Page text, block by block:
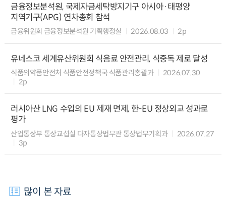
금융정보분석원, 국제자금세탁방지기구 아시아·태평양
지역기구(APG) 연차총회 참석
금융위원회 금융정보분석원 기획행정실 2026.08.03 2p
유네스코 세계유산위원회 식음료 안전관리, 식중독 제로 달성
식품의약품안전처 식품안전정책국 식품관리총괄과
2026.07.30
2p
러시아산 LNG 수입의 EU 제재 면제, 한-EU 정상외교 성과로
평가
산업통상부 통상교섭실 다자통상법무관 통상법무기획과
2026.07.27
3p
많이 본 자료